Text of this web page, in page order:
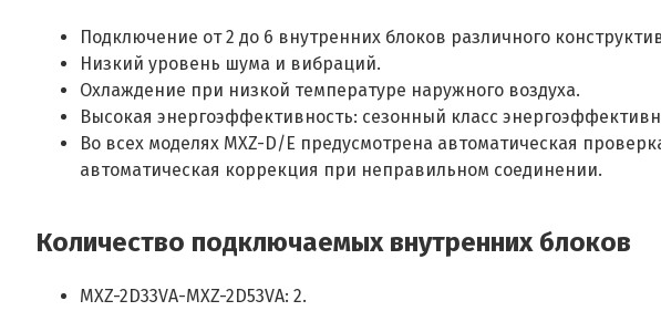
Подключение от 2 до 6 внутренних блоков различного
Низкий уровень шума и вибраций.
Охлаждение при низкой температуре наружного воздуха.
Высокая энергоэффективность: сезонный класс
Во всех моделях MXZ-D/E предусмотрена aвтоматическая
автоматическая коррекция при неправильном соединении.
Количество подключаемых внутренних блоков
MXZ-2D33VA-MXZ-2D53VA: 2.